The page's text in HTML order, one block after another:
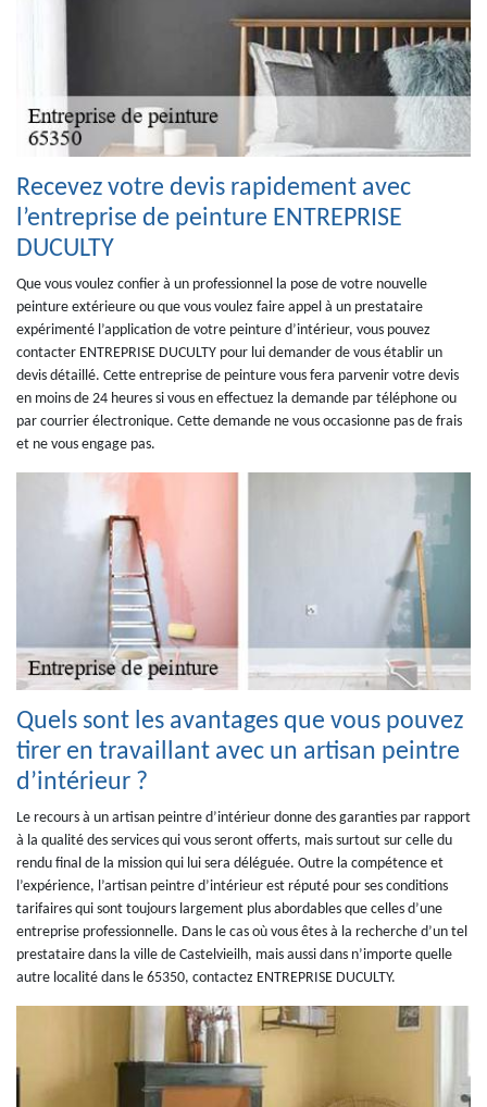
Recevez votre devis rapidement avec
l’entreprise de peinture ENTREPRISE
DUCULTY
Que vous voulez confier à un professionnel la pose de votre nouvelle
peinture extérieure ou que vous voulez faire appel à un prestataire
expérimenté l’application de votre peinture d’intérieur, vous pouvez
contacter ENTREPRISE DUCULTY pour lui demander de vous établir un
devis détaillé. Cette entreprise de peinture vous fera parvenir votre devis
en moins de 24 heures si vous en effectuez la demande par téléphone ou
par courrier électronique. Cette demande ne vous occasionne pas de frais
et ne vous engage pas.
Quels sont les avantages que vous pouvez
tirer en travaillant avec un artisan peintre
d’intérieur ?
Le recours à un artisan peintre d’intérieur donne des garanties par rapport
à la qualité des services qui vous seront offerts, mais surtout sur celle du
rendu final de la mission qui lui sera déléguée. Outre la compétence et
l’expérience, l’artisan peintre d’intérieur est réputé pour ses conditions
tarifaires qui sont toujours largement plus abordables que celles d’une
entreprise professionnelle. Dans le cas où vous êtes à la recherche d’un tel
prestataire dans la ville de Castelvieilh, mais aussi dans n’importe quelle
autre localité dans le 65350, contactez ENTREPRISE DUCULTY.